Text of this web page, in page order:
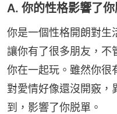
A. 你的性格影響了
你是一個性格開朗對生
讓你有了很多朋友，不
你在一起玩。雖然你很
對愛情好像還沒開竅，
到，影響了你脱單。